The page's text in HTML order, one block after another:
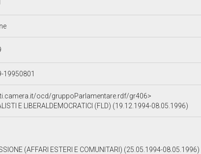
19950801
ocd/gruppoParlamentare.rdf/gr406>
E LIBERALDEMOCRATICI (FLD) (19.12.1994-08.05.1996)
(AFFARI ESTERI E COMUNITARI) (25.05.1994-08.05.1996)